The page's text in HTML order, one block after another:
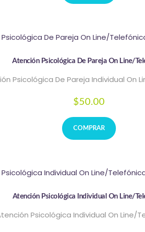
Atención Psicológica De Pareja On Line/
Psicológica De Pareja Individual On
$50.00
COMPRAR
Atención Psicológica Individual On Line/
Psicológica Individual On Line/